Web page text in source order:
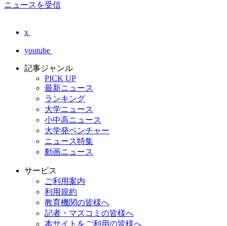
ニュースを受信
x
youtube
記事ジャンル
PICK UP
最新ニュース
ランキング
大学ニュース
小中高ニュース
大学発ベンチャー
ニュース特集
動画ニュース
サービス
ご利用案内
利用規約
教育機関の皆様へ
記者・マスコミの皆様へ
本サイトをご利用の皆様へ